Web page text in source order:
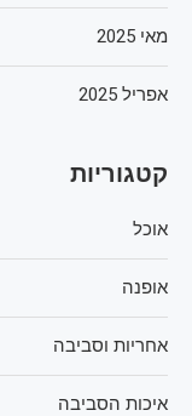
מאי 2025
אפריל 2025
קטגוריות
אוכל
אופנה
אחריות וסביבה
איכות הסביבה